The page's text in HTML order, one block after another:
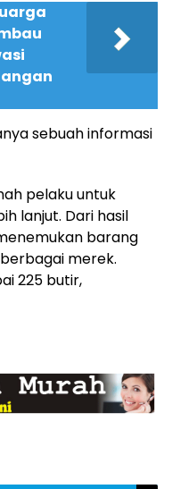
sebuah informasi
pelaku untuk
lanjut. Dari hasil
barang
merek.
225 butir,